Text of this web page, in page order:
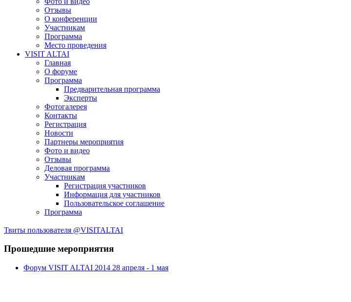
Отзывы
О конференции
Участникам
Программа
Место проведения
VISIT ALTAI
Главная
О форуме
Программа
Предварительная программа
Эксперты
Фотогалерея
Контакты
Регистрация
Новости
Партнеры мероприятия
Фото и видео
Отзывы
Деловая программа
Участникам
Регистрация участников
Информация для участников
Пользовательское соглашение
Программа
Твиты пользователя @VISITALTAI
Прошедшие мероприятия
Форум VISIT ALTAI 2014 28 апреля - 1 мая